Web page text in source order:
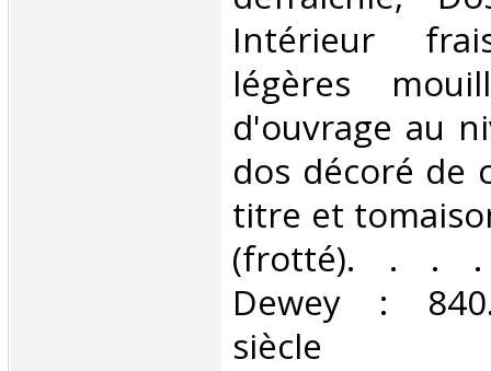
Intérieur
légères
d'ouvrage au
dos décoré de
titre et
(frotté). . . .
Dewey :
siècle‎